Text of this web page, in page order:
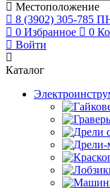
Местоположение
8 (3902) 305-785
0 Избранное 0
Войти
Каталог